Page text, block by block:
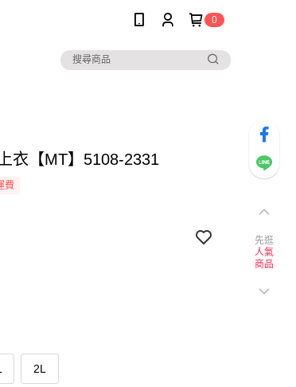
0
衣【MT】5108-2331
費
2L
先逛
人氣
商品